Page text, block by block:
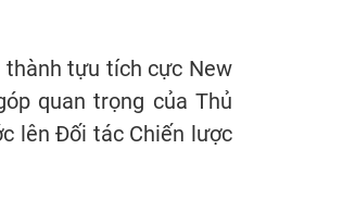
thành tựu tích cực New
quan trọng của Thủ
lên Đối tác Chiến lược